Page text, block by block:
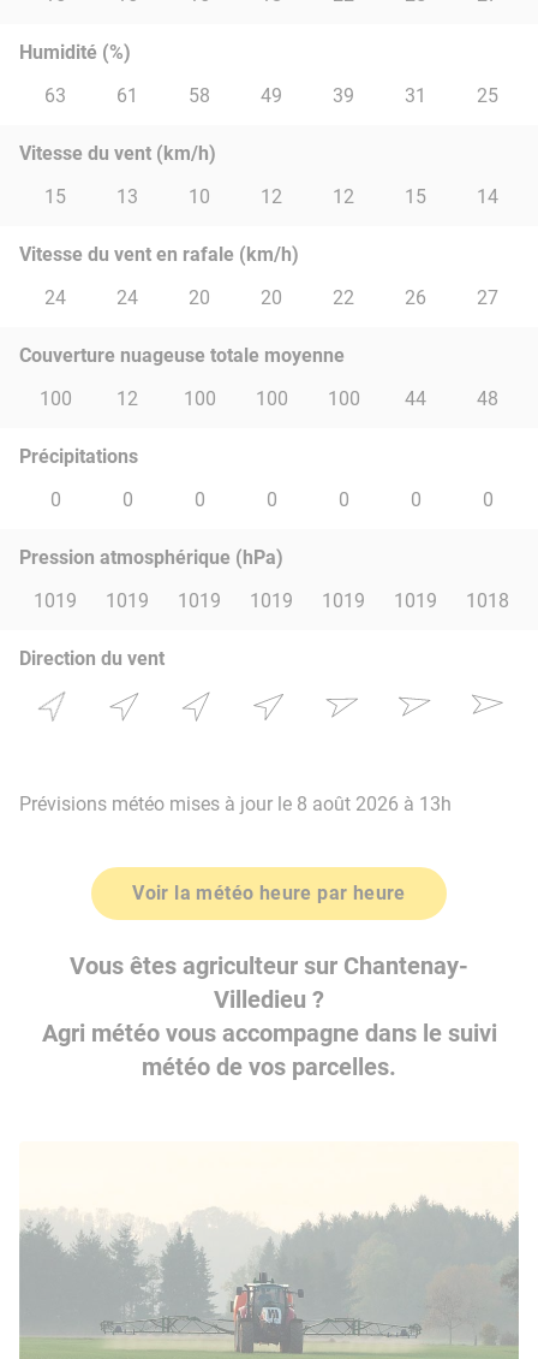
Humidité (%)
63
61 58 49 39 31 25
Vitesse du vent (km/h)
15
13 10 12 12 15 14
Vitesse du vent en rafale (km/h)
24
24 20 20 22 26 27
Couverture nuageuse totale moyenne
100
12 100 100 100 44 48
Précipitations
0
0 0 0 0 0 0
Pression atmosphérique (hPa)
1019
1019 1019 1019 1019 1019 1018
Direction du vent
Prévisions météo mises à jour le 8 août 2026 à 13h
Voir la météo heure par heure
Vous êtes agriculteur sur Chantenay-
Villedieu ?
Agri météo vous accompagne dans le suivi
météo de vos parcelles.